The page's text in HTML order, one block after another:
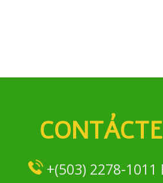
+(503) 2278-1011